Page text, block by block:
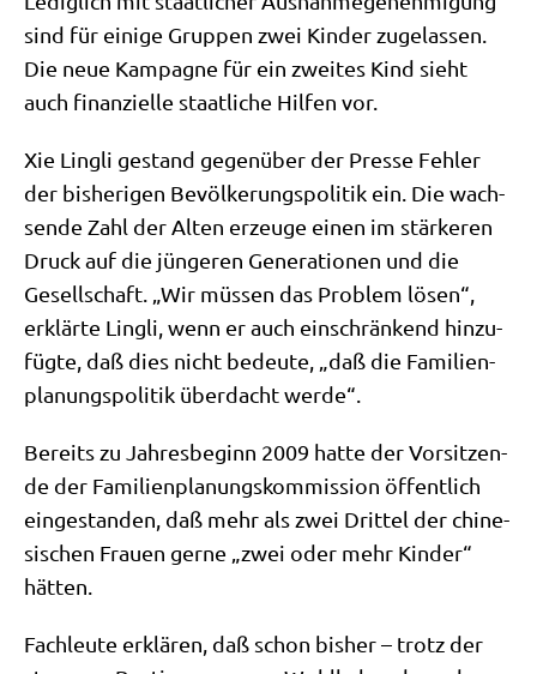
sind für eini­ge Grup­pen zwei Kin­der zuge­las­sen.
Die neue Kam­pa­gne für ein zwei­tes Kind sieht
auch finan­zi­el­le staat­li­che Hil­fen vor.
Xie Ling­li gestand gegen­über der Pres­se Feh­ler
der bis­he­ri­gen Bevöl­ke­rungs­po­li­tik ein. Die wach­
sen­de Zahl der Alten erzeu­ge einen im stär­ke­ren
Druck auf die jün­ge­ren Gene­ra­tio­nen und die
Gesell­schaft. „Wir müs­sen das Pro­blem lösen“,
erklär­te Ling­li, wenn er auch ein­schrän­kend hin­zu­
füg­te, daß dies nicht bedeu­te, „daß die Fami­li­en­
pla­nungs­po­li­tik über­dacht werde“.
Bereits zu Jah­res­be­ginn 2009 hat­te der Vor­sit­zen­
de der Fami­li­en­pla­nungs­kom­mis­si­on öffent­lich
ein­ge­stan­den, daß mehr als zwei Drit­tel der chi­ne­
si­schen Frau­en ger­ne „zwei oder mehr Kin­der“
hätten.
Fach­leu­te erklä­ren, daß schon bis­her – trotz der